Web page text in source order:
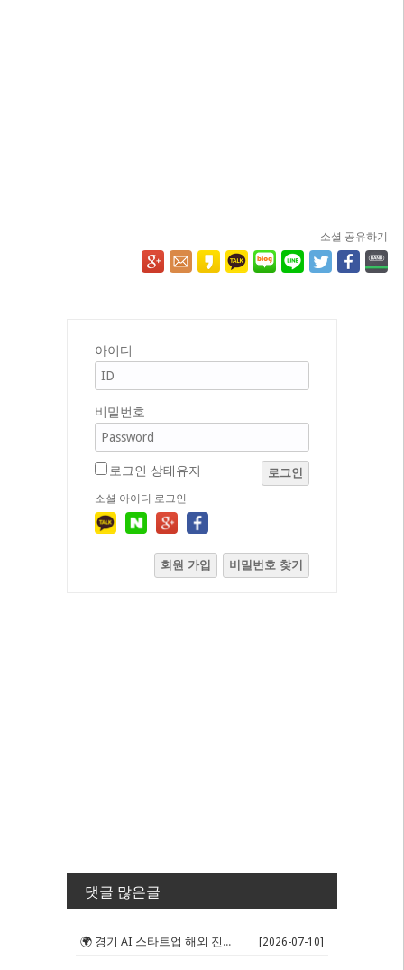
소셜 공유하기
아이디
비밀번호
로그인 상태유지 로그인
소셜 아이디 로그인
회원 가입 비밀번호 찾기
댓글 많은글
🌍 경기 AI 스타트업 해외 진출 판... [2026-07-10]